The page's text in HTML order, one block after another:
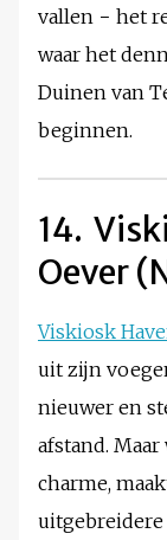
vallen − het
waar het
Duinen van
beginnen.
14.
Oever
Viskiosk
uit zijn
nieuwer en
afstand.
charme,